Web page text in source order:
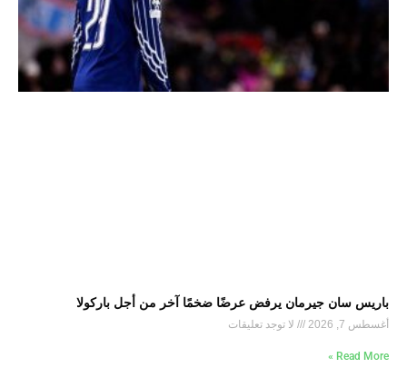
باريس سان جيرمان يرفض عرضًا ضخمًا آخر من أجل باركولا
أغسطس 7, 2026 لا توجد تعليقات
Read More »